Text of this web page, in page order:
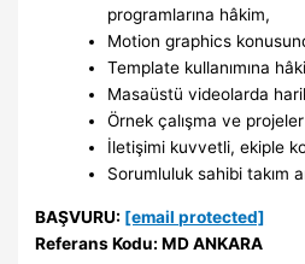
programlarına hâkim,
Motion graphics
Template kullanımına
Masaüstü videolarda
Örnek çalışma ve
İletişimi kuvvetli, ekiple
Sorumluluk sahibi takım
BAŞVURU: [email protected]
Referans Kodu: MD ANKARA